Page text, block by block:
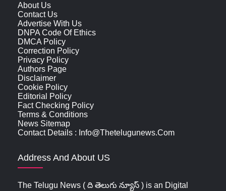
About Us
Contact Us
Advertise With Us
DNPA Code Of Ethics
DMCA Policy
Correction Policy
Privacy Policy
Authors Page
Disclaimer
Cookie Policy
Editorial Policy
Fact Checking Policy
Terms & Conditions
News Sitemap
Contact Details : Info@thetelugunews.com
Address And About US
The Telugu News ( ది తెలుగు న్యూస్‌ ) is an Digital